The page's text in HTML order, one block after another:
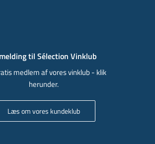
til Sélection Vinklub
medlem af vores vinklub - klik
herunder.
Læs om vores kundeklub